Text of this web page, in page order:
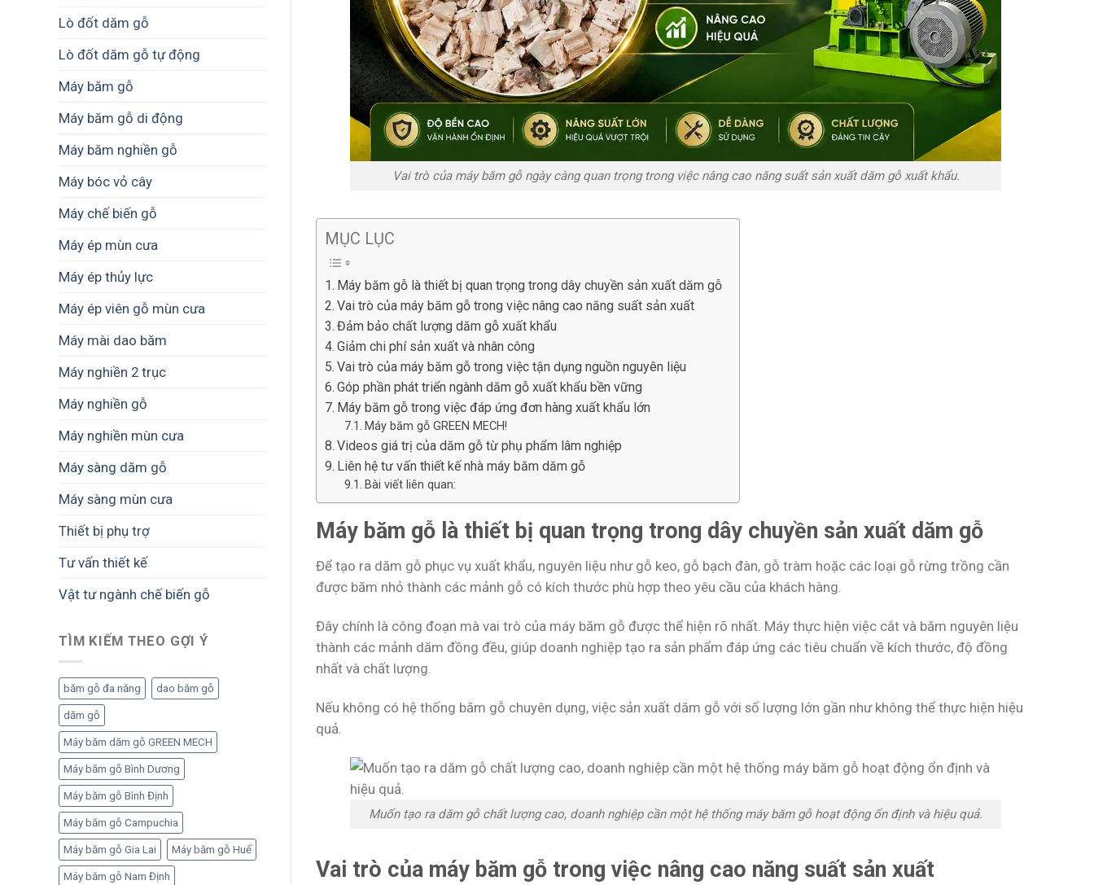
Lò đốt dăm gỗ
Lò đốt dăm gỗ tự động
Máy băm gỗ
Máy băm gỗ di động
Máy băm nghiền gỗ
Máy bóc vỏ cây
Máy chế biến gỗ
Máy ép mùn cưa
Máy ép thủy lực
Máy ép viên gỗ mùn cưa
Máy mài dao băm
Máy nghiền 2 trục
Máy nghiền gỗ
Máy nghiền mùn cưa
Máy sàng dăm gỗ
Máy sàng mùn cưa
Thiết bị phụ trợ
Tư vấn thiết kế
Vật tư ngành chế biến gỗ
TÌM KIẾM THEO GỢI Ý
băm gỗ đa năng dao băm gỗ
dăm gỗ
Máy băm dăm gỗ GREEN MECH
Máy băm gỗ Bình Dương
Máy băm gỗ Bình Định
Máy băm gỗ Campuchia
Máy băm gỗ Gia Lai Máy băm gỗ Huế
Máy băm gỗ Nam Định
Vai trò của máy băm gỗ ngày càng quan trọng trong việc nâng cao năng suất sản xuất dăm gỗ xuất khẩu.
MỤC LỤC
Máy băm gỗ là thiết bị quan trọng trong dây chuyền sản xuất dăm gỗ
Vai trò của máy băm gỗ trong việc nâng cao năng suất sản xuất
Đảm bảo chất lượng dăm gỗ xuất khẩu
Giảm chi phí sản xuất và nhân công
Vai trò của máy băm gỗ trong việc tận dụng nguồn nguyên liệu
Góp phần phát triển ngành dăm gỗ xuất khẩu bền vững
Máy băm gỗ trong việc đáp ứng đơn hàng xuất khẩu lớn
Máy băm gỗ GREEN MECH!
Videos giá trị của dăm gỗ từ phụ phẩm lâm nghiệp
Liên hệ tư vấn thiết kế nhà máy băm dăm gỗ
Bài viết liên quan:
Máy băm gỗ là thiết bị quan trọng trong dây chuyền sản xuất dăm gỗ
Để tạo ra dăm gỗ phục vụ xuất khẩu, nguyên liệu như gỗ keo, gỗ bạch đàn, gỗ tràm hoặc các loại gỗ rừng trồng cần
được băm nhỏ thành các mảnh gỗ có kích thước phù hợp theo yêu cầu của khách hàng.
Đây chính là công đoạn mà vai trò của máy băm gỗ được thể hiện rõ nhất. Máy thực hiện việc cắt và băm nguyên liệu
thành các mảnh dăm đồng đều, giúp doanh nghiệp tạo ra sản phẩm đáp ứng các tiêu chuẩn về kích thước, độ đồng
nhất và chất lượng.
Nếu không có hệ thống băm gỗ chuyên dụng, việc sản xuất dăm gỗ với số lượng lớn gần như không thể thực hiện hiệu
quả.
Muốn tạo ra dăm gỗ chất lượng cao, doanh nghiệp cần một hệ thống máy băm gỗ hoạt động ổn định và hiệu quả.
Vai trò của máy băm gỗ trong việc nâng cao năng suất sản xuất